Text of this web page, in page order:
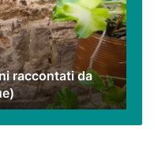
raccontati da